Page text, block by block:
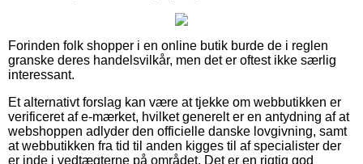
Forinden folk shopper i en online butik burde de i reglen
granske deres handelsvilkår, men det er oftest ikke særlig
interessant.
Et alternativt forslag kan være at tjekke om webbutikken er
verificeret af e-mærket, hvilket generelt er en antydning af at
webshoppen adlyder den officielle danske lovgivning, samt
at webbutikken fra tid til anden kigges til af specialister der
er inde i vedtægterne på området. Det er en rigtig god